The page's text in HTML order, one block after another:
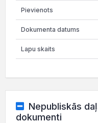
Nepubliskās
dokumenti